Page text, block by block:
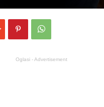
Oglasi - Advertisement